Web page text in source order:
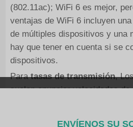
(802.11ac); WiFi 6 es mejor,
ventajas de WiFi 6 incluyen
de múltiples dispositivos y una
hay que tener en cuenta si se
dispositivos.
Paratasas de transmisión,
suelen anunciar velocidades de
ENVÍENOS SU